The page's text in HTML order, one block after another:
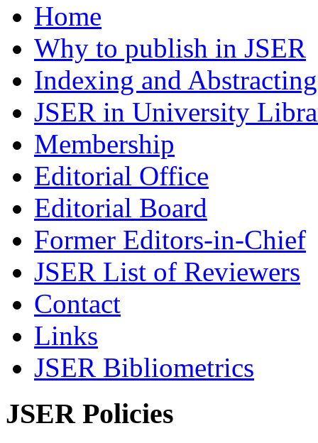
Home
Why to publish in JSER
Indexing and Abstracting
JSER in University
Membership
Editorial Office
Editorial Board
Former Editors-in-Chief
JSER List of Reviewers
Contact
Links
JSER Bibliometrics
JSER Policies